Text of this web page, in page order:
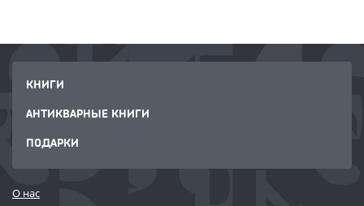
КНИГИ
АНТИКВАРНЫЕ КНИГИ
ПОДАРКИ
О нас